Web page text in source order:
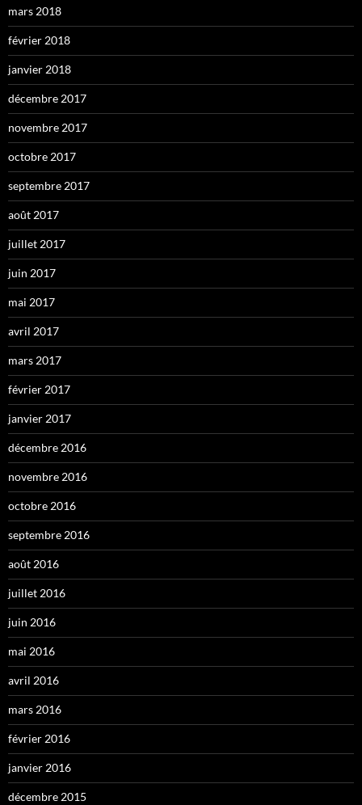
mars 2018
février 2018
janvier 2018
décembre 2017
novembre 2017
octobre 2017
septembre 2017
août 2017
juillet 2017
juin 2017
mai 2017
avril 2017
mars 2017
février 2017
janvier 2017
décembre 2016
novembre 2016
octobre 2016
septembre 2016
août 2016
juillet 2016
juin 2016
mai 2016
avril 2016
mars 2016
février 2016
janvier 2016
décembre 2015